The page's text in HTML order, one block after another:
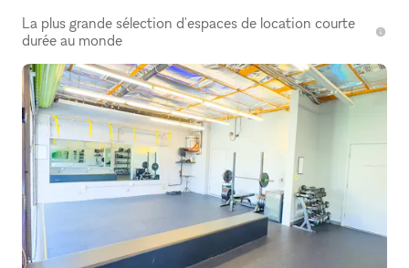
La plus grande sélection d'espaces de location courte
durée au monde